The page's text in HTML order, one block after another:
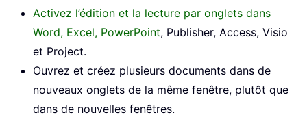
Activez l’édition et la lecture par onglets dans
Word, Excel, PowerPoint, Publisher, Access, Visio
et Project.
Ouvrez et créez plusieurs documents dans de
nouveaux onglets de la même fenêtre, plutôt que
dans de nouvelles fenêtres.